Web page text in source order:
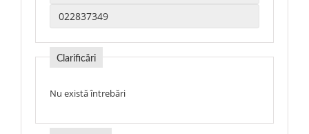
Clarificări
Nu există întrebări